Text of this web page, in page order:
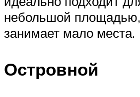
небольшой площадью,
занимает мало места.
Островной